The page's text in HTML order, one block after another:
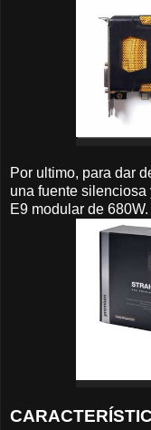
Por ultimo, para dar
una fuente
E9 modular de 680W.